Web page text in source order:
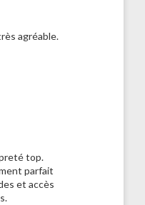
agréable.
top.
parfait
et accès